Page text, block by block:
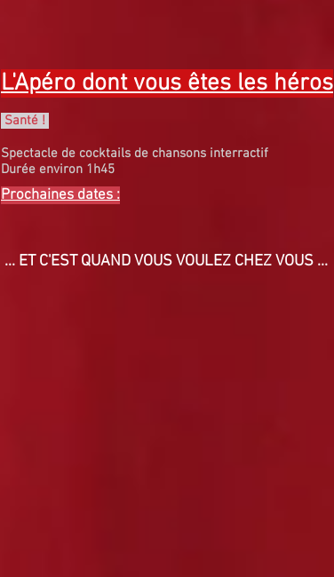
L'Apéro dont vous êtes les héros
Santé !
Spectacle de cocktails de chansons interractif
Durée environ 1h45
Prochaines dates :
... ET C'EST QUAND VOUS VOULEZ CHEZ VOUS ...